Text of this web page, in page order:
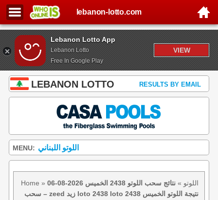
Lebanon Lotto App
Lebanon Lotto
Free In Google Play
VIEW
lebanon-lotto.com
LEBANON LOTTO RESULTS BY EMAIL
MENU: اللوتو اللبناني
Home » اللوتو »
نتائج سحب اللوتو 2438 الخميس 2026-08-06
– سحب zeed زيد loto 2438 loto 2438 نتيجة اللوتو الخميس